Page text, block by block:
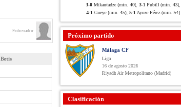
Entrenador
Betis
3-0 Mikautadze (min. 40), 3-1 Pubill (min. 43),
4-1 Gueye (min. 45), 5-1 Ayoze Pérez (min. 54)
Próximo partido
Málaga CF
Liga
16 de agosto 2026
Riyadh Air Metropolitano (Madrid)
Clasificación